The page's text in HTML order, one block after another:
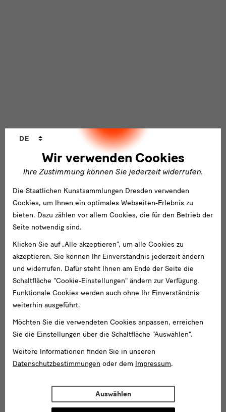
Wir verwenden Cookies
Ihre Zustimmung können Sie jederzeit widerrufen.
DE
Die Staatlichen Kunstsammlungen Dresden verwenden
Cookies, um Ihnen ein optimales Webseiten-Erlebnis zu
bieten. Dazu zählen vor allem Cookies, die für den Betrieb der
Seite notwendig sind.
Klicken Sie auf „Alle akzeptieren“, um alle Cookies zu
akzeptieren. Sie können Ihr Einverständnis jederzeit ändern
und widerrufen. Dafür steht Ihnen am Ende der Seite die
Schaltfläche "Cookie-Einstellungen" ändern zur Verfügung.
Funktionale Cookies werden auch ohne Ihr Einverständnis
weiterhin ausgeführt.
Möchten Sie die verwendeten Cookies anpassen, erreichen
Sie die Einstellungen über die Schaltfläche "Auswählen".
Weitere Informationen finden Sie in unseren
Datenschutzbestimmungen oder dem Impressum.
Auswählen